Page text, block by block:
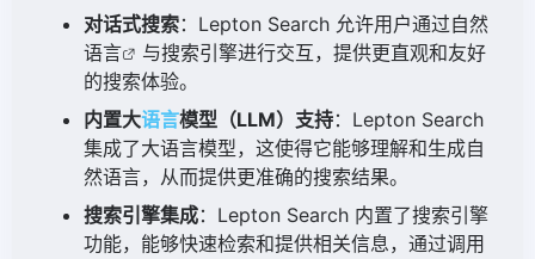
对话式搜索：Lepton Search 允许用户通过自然
语言
与搜索引擎进行交互，提供更直观和友好
的搜索体验。
内置大语言模型（LLM）支持：Lepton Search
集成了大语言模型，这使得它能够理解和生成自
然语言，从而提供更准确的搜索结果。
搜索引擎集成：Lepton Search 内置了搜索引擎
功能，能够快速检索和提供相关信息，通过调用